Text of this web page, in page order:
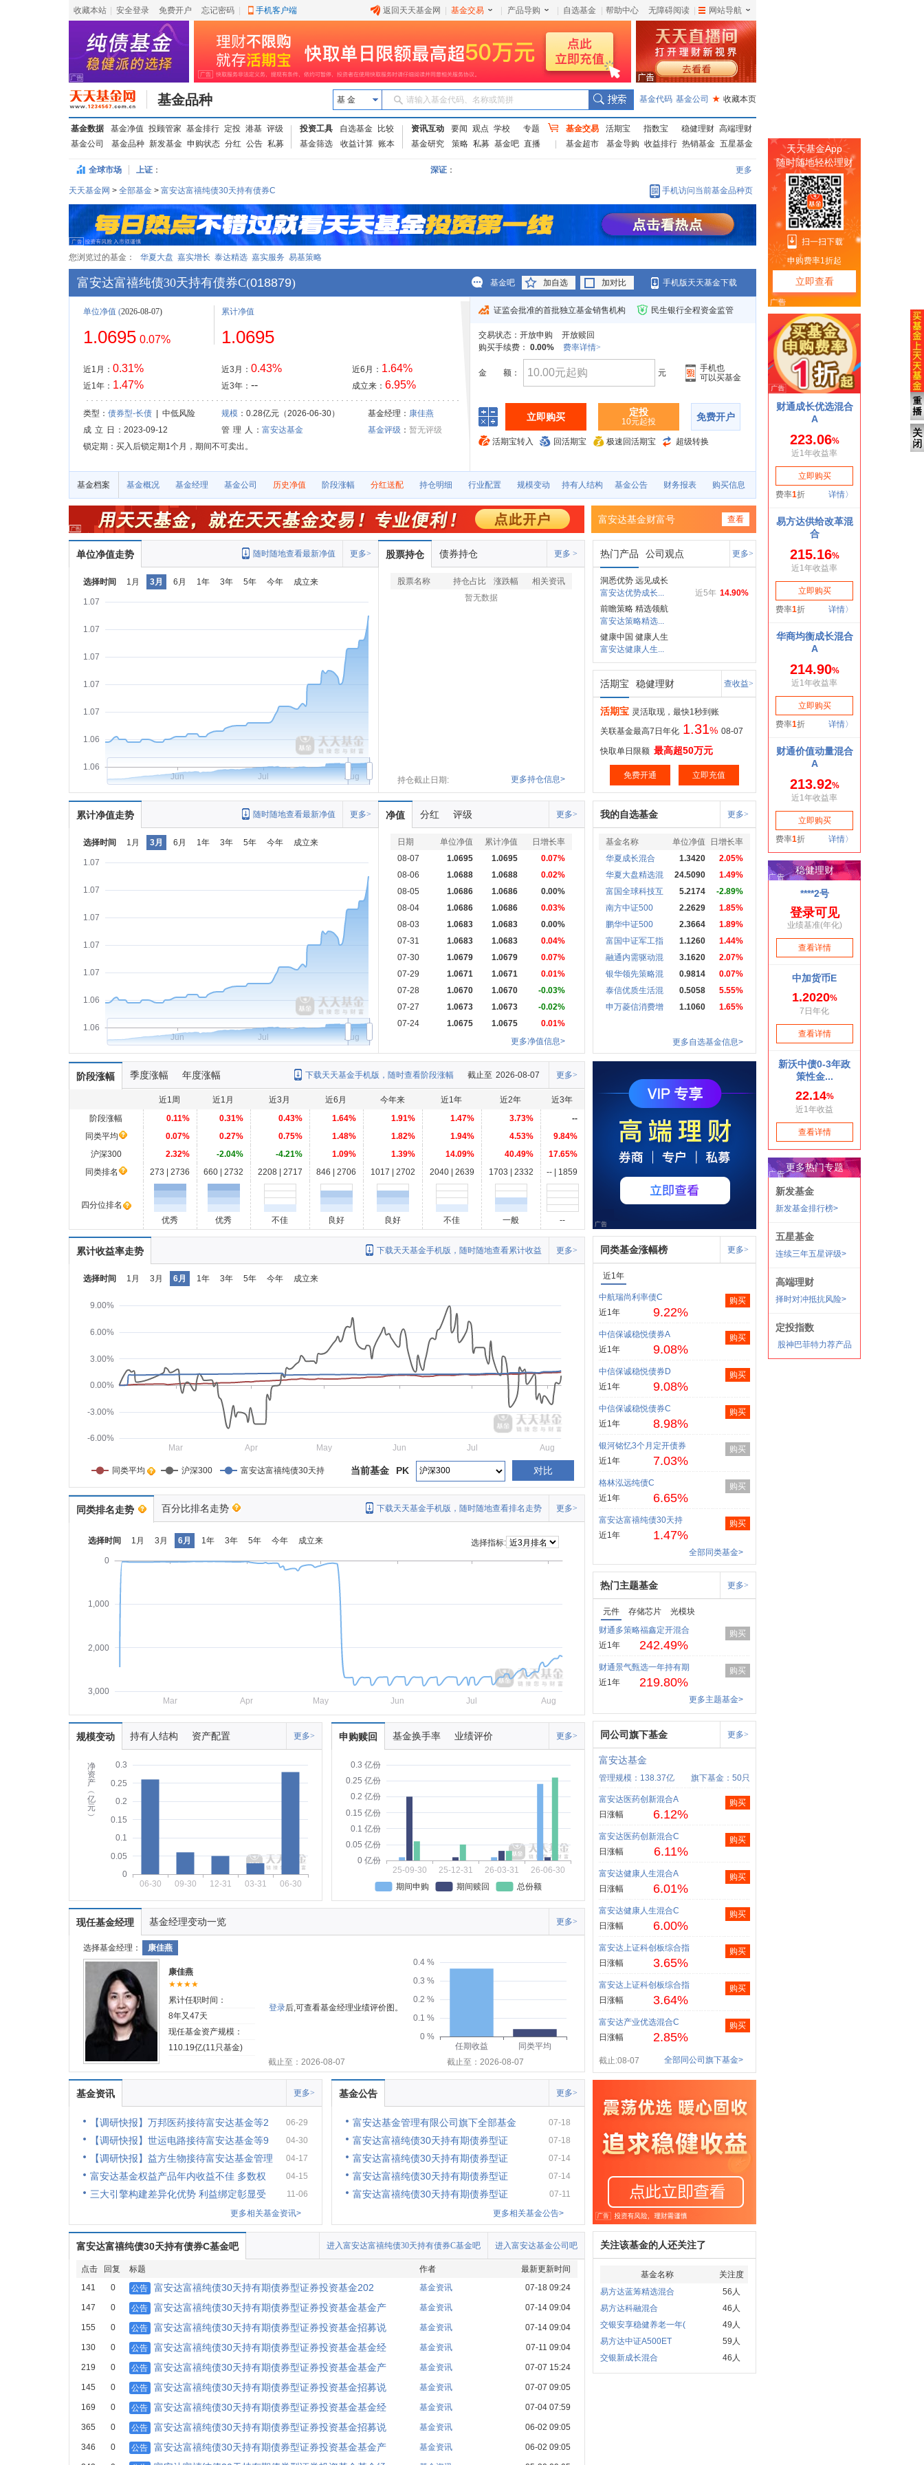
收藏本站 安全登录 免费开户 忘记密码 手机客户端 返回天天基金网 基金交易 产品导购 自选基金 帮助中心 无障碍阅读 网站导航
基金品种 基 金 请输入基金代码、名称或简拼 基金代码 基金公司 ★ 收藏本页
基金数据 基金净值 投顾管家 基金排行 定投 港基 评级
基金公司
基金品种 新发基金 申购状态 分红 公告 私募
投资工具 自选基金
比较
基金筛选
收益计算 账本
资讯互动 要闻 观点 学校
专题
基金研究
策略 私募 基金吧 直播
基金交易 活期宝 指数宝 稳健理财 高端理财
基金超市
基金导购 收益排行 热销基金 五星基金
全球市场 上证： 深证： 更多
天天基金网 > 全部基金 > 富安达富禧纯债30天持有债券C 手机访问当前基金品种页
您浏览过的基金： 华夏大盘 嘉实增长 泰达精选 嘉实服务 易基策略
富安达富禧纯债30天持有债券C(018879) 基金吧 加自选 加对比 手机版天天基金下载
单位净值 (2026-08-07)
1.0695 0.07%
近1月： 0.31%
近1年： 1.47%
累计净值
1.0695
近3月： 0.43%
近3年： --
近6月： 1.64%
成立来： 6.95%
类型： 债券型-长债| 中低风险 规模：0.28亿元（2026-06-30） 基金经理： 康佳燕
成 立 日
：2023-09-12 管 理 人 ： 富安达基金 基金评级 ： 暂无评级
锁定期：买入后锁定期1个月，期间不可卖出。
证监会批准的首批独立基金销售机构 民生银行全程资金监管
交易状态： 开放申购
开放赎回
购买手续费： 0.00% 费率详情>
金 额： 元
手机也
可以买基金
立即购买 定投
10元起投 免费开户
活期宝转入 回活期宝 极速回活期宝 超级转换
基金档案 基金概况 基金经理 基金公司 历史净值 阶段涨幅 分红送配 持仓明细 行业配置 规模变动 持有人结构 基金公告 财务报表 购买信息
富安达基金财富号 查看
单位净值走势 更多>
随时随地查看最新净值
选择时间 1月 3月 6月 1年 3年 5年 今年 成立来
1.06
1.06
1.07
1.07
1.07
1.07
1.07
Jun Jul Aug
股票持仓 债券持仓 更多 >
股票名称 持仓占比 涨跌幅
相关资讯
暂无数据
持仓截止日期: 更多持仓信息>
热门产品 公司观点 更多>
洞悉优势 远见成长
14.90%
近5年
富安达优势成长...
前瞻策略 精选领航
富安达策略精选...
健康中国 健康人生
富安达健康人生...
活期宝 稳健理财 查收益>
活期宝 灵活取现，最快1秒到账
关联基金最高7日年化 1.31% 08-07
快取单日限额 最高超50万元
免费开通 立即充值
累计净值走势 更多>
随时随地查看最新净值
选择时间 1月 3月 6月 1年 3年 5年 今年 成立来
1.06
1.06
1.07
1.07
1.07
1.07
1.07
Jun Jul Aug
净值 分红 评级 更多>
日期 单位净值 累计净值
日增长率
08-07
1.0695 1.0695
0.07%
08-06
1.0688 1.0688
0.02%
08-05
1.0686 1.0686
0.00%
08-04
1.0686 1.0686
0.03%
08-03
1.0683 1.0683
0.00%
07-31
1.0683 1.0683
0.04%
07-30
1.0679 1.0679
0.07%
07-29
1.0671 1.0671
0.01%
07-28
1.0670 1.0670
-0.03%
07-27
1.0673 1.0673
-0.02%
07-24
1.0675 1.0675
0.01%
更多净值信息>
我的自选基金 更多>
基金名称 单位净值
日增长率
华夏成长混合
1.3420
2.05%
华夏大盘精选混
24.5090
1.49%
富国全球科技互
5.2174
-2.89%
南方中证500
2.2629
1.85%
鹏华中证500
2.3664
1.89%
富国中证军工指
1.1260
1.44%
融通内需驱动混
3.1620
2.07%
银华领先策略混
0.9814
0.07%
泰信优质生活混
0.5058
5.55%
申万菱信消费增
1.1060 1.65%
更多自选基金信息>
阶段涨幅 季度涨幅 年度涨幅 更多>
截止至 2026-08-07
下载天天基金手机版，随时查看阶段涨幅
近1周 近1月 近3月 近6月 今年来 近1年 近2年
近3年
阶段涨幅
0.11% 0.31% 0.43% 1.64% 1.91% 1.47% 3.73%
--
同类平均
0.07% 0.27% 0.75% 1.48% 1.82% 1.94% 4.53%
9.84%
沪深300
2.32% -2.04% -4.21% 1.09% 1.39% 14.09% 40.49%
17.65%
同类排名
273 | 2736 660 | 2732 2208 | 2717 846 | 2706 1017 | 2702 2040 | 2639 1703 | 2332 -- | 1859
四分位排名
优秀
优秀 不佳 良好 良好 不佳 一般 --
累计收益率走势 更多>
下载天天基金手机版，随时随地查看累计收益
选择时间 1月 3月 6月 1年 3年 5年 今年 成立来
-6.00%
-3.00%
0.00%
3.00%
6.00%
9.00%
Mar Apr May Jun Jul Aug
同类平均 沪深300 富安达富禧纯债30天持 对比
PK
当前基金
同类排名走势 百分比排名走势 更多>
下载天天基金手机版，随时随地查看排名走势
选择时间 1月 3月 6月 1年 3年 5年 今年 成立来
选择指标:
0
1,000
2,000
3,000
Mar
Apr May Jun Jul Aug
规模变动 持有人结构 资产配置 更多>
净
资
产
︵
亿
元
︶
0
0.05
0.1
0.15
0.2
0.25
0.3
06-30 09-30 12-31 03-31 06-30
申购赎回 基金换手率 业绩评价 更多>
0 亿份
0.05 亿份
0.1 亿份
0.15 亿份
0.2 亿份
0.25 亿份
0.3 亿份
25-09-30 25-12-31 26-03-31
26-06-30
期间申购
期间赎回 总份额
现任基金经理 基金经理变动一览 更多>
选择基金经理： 康佳燕
康佳燕
★★★★
累计任职时间：
8年又47天
现任基金资产规模：
110.19亿(11只基金)
登录后,可查看基金经理业绩评价图。
0 %
0.1 %
0.2 %
0.3 %
0.4 %
任期收益
同类平均
截止至：2026-08-07
截止至：2026-08-07
基金资讯 更多>
【调研快报】万邦医药接待富安达基金等2 06-29
【调研快报】世运电路接待富安达基金等9 04-30
【调研快报】益方生物接待富安达基金管理 04-17
富安达基金权益产品年内收益不佳 多数权 04-15
三大引擎构建差异化优势 利益绑定彰显受
11-06
更多相关基金资讯>
基金公告 更多>
富安达基金管理有限公司旗下全部基金 07-18
富安达富禧纯债30天持有期债券型证 07-18
富安达富禧纯债30天持有期债券型证 07-14
富安达富禧纯债30天持有期债券型证 07-14
富安达富禧纯债30天持有期债券型证
07-11
更多相关基金公告>
富安达富禧纯债30天持有债券C基金吧 进入富安达基金公司吧
进入富安达富禧纯债30天持有债券C基金吧
点击 回复 标题 作者
最新更新时间
141
0 公告 富安达富禧纯债30天持有期债券型证券投资基金202 基金资讯 07-18 09:24
147 0 公告 富安达富禧纯债30天持有期债券型证券投资基金基金产 基金资讯 07-14 09:04
155 0 公告 富安达富禧纯债30天持有期债券型证券投资基金招募说 基金资讯 07-14 09:04
130 0 公告 富安达富禧纯债30天持有期债券型证券投资基金基金经 基金资讯 07-11 09:04
219 0 公告 富安达富禧纯债30天持有期债券型证券投资基金基金产 基金资讯 07-07 15:24
145 0 公告 富安达富禧纯债30天持有期债券型证券投资基金招募说 基金资讯 07-07 09:05
169 0 公告 富安达富禧纯债30天持有期债券型证券投资基金基金经 基金资讯 07-04 07:59
365 0 公告 富安达富禧纯债30天持有期债券型证券投资基金招募说 基金资讯 06-02 09:05
346 0 公告 富安达富禧纯债30天持有期债券型证券投资基金基金产 基金资讯 06-02 09:05
同类基金涨幅榜 更多>
近1年
中航瑞尚利率债C
近1年
9.22%
购买
中信保诚稳悦债券A
近1年
9.08%
购买
中信保诚稳悦债券D
近1年
9.08%
购买
中信保诚稳悦债券C
近1年
8.98%
购买
银河铭忆3个月定开债券
近1年
7.03%
购买
格林泓远纯债C
近1年
6.65%
购买
富安达富禧纯债30天持
近1年
1.47%
购买
全部同类基金>
热门主题基金 更多>
元件 存储芯片
光模块
财通多策略福鑫定开混合
近1年
242.49%
购买
财通景气甄选一年持有期
近1年
219.80%
购买
更多主题基金>
同公司旗下基金 更多>
富安达基金
管理规模：138.37亿 旗下基金：50只
富安达医药创新混合A
日涨幅
6.12%
购买
富安达医药创新混合C
日涨幅
6.11%
购买
富安达健康人生混合A
日涨幅
6.01%
购买
富安达健康人生混合C
日涨幅
6.00%
购买
富安达上证科创板综合指
日涨幅
3.65%
购买
富安达上证科创板综合指
日涨幅
3.64%
购买
富安达产业优选混合C
日涨幅
2.85%
购买
截止:08-07 全部同公司旗下基金>
关注该基金的人还关注了
基金名称
关注度
易方达蓝筹精选混合
56人
易方达科融混合
46人
交银安享稳健养老一年(
49人
易方达中证A500ET
59人
交银新成长混合
46人